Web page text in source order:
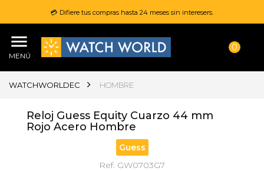
💳 Difiere tus compras hasta 24 meses sin interesers.
MENÚ
0
WATCHWORLDEC HOMBRE
Reloj Guess Equity Cuarzo 44 mm
Rojo Acero Hombre
Guess
Ref. GW0703G7